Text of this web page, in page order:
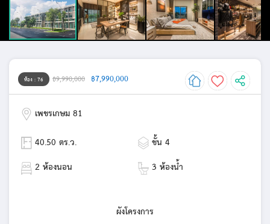
ห้อง : 76 ฿9,990,000 ฿7,990,000
เพชรเกษม 81
40.50 ตร.ว.
ชั้น 4
2 ห้องนอน
3 ห้องน้ำ
ผังโครงการ